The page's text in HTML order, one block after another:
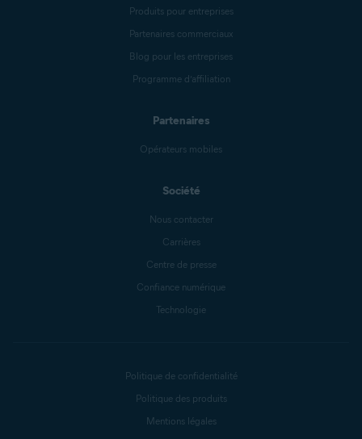
Produits pour entreprises
Partenaires commerciaux
Blog pour les entreprises
Programme d’affiliation
Partenaires
Opérateurs mobiles
Société
Nous contacter
Carrières
Centre de presse
Confiance numérique
Technologie
Politique de confidentialité
Politique des produits
Mentions légales